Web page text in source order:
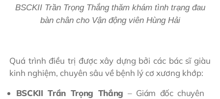
BSCKII Trần Trọng Thắng thăm khám tình trạng đau
bàn chân cho Vận động viên Hùng Hải
Quá trình điều trị được xây dựng bởi các bác sĩ giàu
kinh nghiệm, chuyên sâu về bệnh lý cơ xương khớp:
BSCKII Trần Trọng Thắng – Giám đốc chuyên